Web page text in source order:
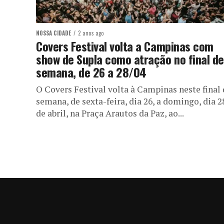
NOSSA CIDADE 2 anos ago
Covers Festival volta a Campinas com
show de Supla como atração no final de
semana, de 26 a 28/04
O Covers Festival volta à Campinas neste final
semana, de sexta-feira, dia 26, a domingo, dia
de abril, na Praça Arautos da Paz, ao...